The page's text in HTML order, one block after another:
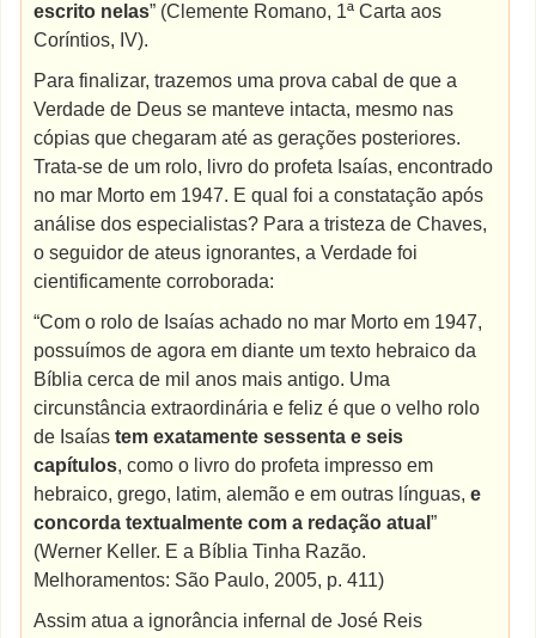
escrito nelas” (Clemente Romano, 1ª Carta aos
Coríntios, IV).
Para finalizar, trazemos uma prova cabal de que a
Verdade de Deus se manteve intacta, mesmo nas
cópias que chegaram até as gerações posteriores.
Trata-se de um rolo, livro do profeta Isaías, encontrado
no mar Morto em 1947. E qual foi a constatação após
análise dos especialistas? Para a tristeza de Chaves,
o seguidor de ateus ignorantes, a Verdade foi
cientificamente corroborada:
“Com o rolo de Isaías achado no mar Morto em 1947,
possuímos de agora em diante um texto hebraico da
Bíblia cerca de mil anos mais antigo. Uma
circunstância extraordinária e feliz é que o velho rolo
de Isaíastem exatamente sessenta e seis
capítulos, como o livro do profeta impresso em
hebraico, grego, latim, alemão e em outras línguas,e
concorda textualmente com a redação atual”
(Werner Keller. E a Bíblia Tinha Razão.
Melhoramentos: São Paulo, 2005, p. 411)
Assim atua a ignorância infernal de José Reis